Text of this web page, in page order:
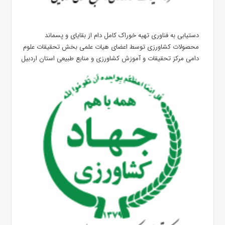
دستیابی به فناوری تهیه خوراک کامل دام از بقایای و پسماند
محصولات کشاورزی توسط اعضای هیات علمی بخش تحقیقات علوم
دامی مرکز تحقیقات و آموزش کشاورزی و منابع طبیعی استان اردبیل